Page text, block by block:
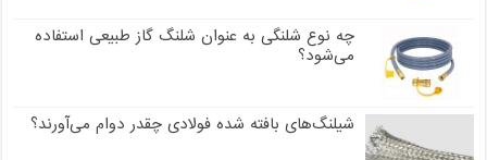
چه نوع شلنگی به عنوان شلنگ گاز طبیعی استفاده
می‌شود؟
شیلنگ‌های بافته شده فولادی چقدر دوام می‌آورند؟